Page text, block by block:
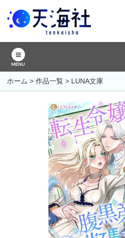
ホーム >作品一覧 > LUNA文庫